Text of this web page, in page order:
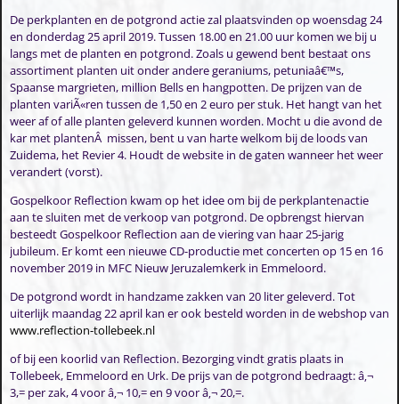
De perkplanten en de potgrond actie zal plaatsvinden op woensdag 24
en donderdag 25 april 2019. Tussen 18.00 en 21.00 uur komen we bij u
langs met de planten en potgrond. Zoals u gewend bent bestaat ons
assortiment planten uit onder andere geraniums, petuniaâ€™s,
Spaanse margrieten, million Bells en hangpotten. De prijzen van de
planten variÃ«ren tussen de 1,50 en 2 euro per stuk. Het hangt van het
weer af of alle planten geleverd kunnen worden. Mocht u die avond de
kar met plantenÂ missen, bent u van harte welkom bij de loods van
Zuidema, het Revier 4. Houdt de website in de gaten wanneer het weer
verandert (vorst).
Gospelkoor Reflection kwam op het idee om bij de perkplantenactie
aan te sluiten met de verkoop van potgrond. De opbrengst hiervan
besteedt Gospelkoor Reflection aan de viering van haar 25-jarig
jubileum. Er komt een nieuwe CD-productie met concerten op 15 en 16
november 2019 in MFC Nieuw Jeruzalemkerk in Emmeloord.
De potgrond wordt in handzame zakken van 20 liter geleverd. Tot
uiterlijk maandag 22 april kan er ook besteld worden in de webshop van
www.reflection-tollebeek.nl
of bij een koorlid van Reflection. Bezorging vindt gratis plaats in
Tollebeek, Emmeloord en Urk. De prijs van de potgrond bedraagt: â‚¬
3,= per zak, 4 voor â‚¬ 10,= en 9 voor â‚¬ 20,=.